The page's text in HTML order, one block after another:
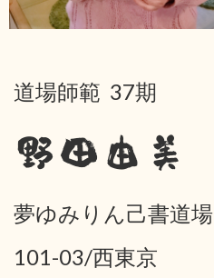
道場師範 37期
野田由美
夢ゆみりん己書道場
101-03/西東京